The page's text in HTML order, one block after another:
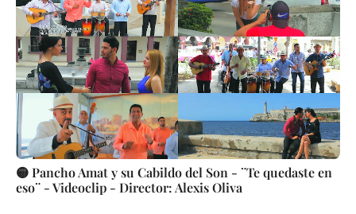
🟡 Pancho Amat y su Cabildo del Son - ¨Te quedaste en
eso¨ - Videoclip - Director: Alexis Oliva